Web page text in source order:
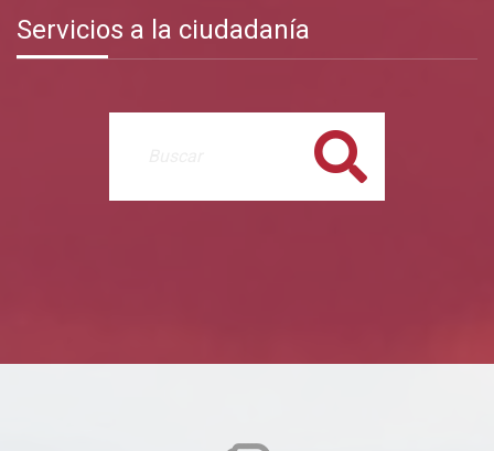
Servicios a la ciudadanía
Buscar